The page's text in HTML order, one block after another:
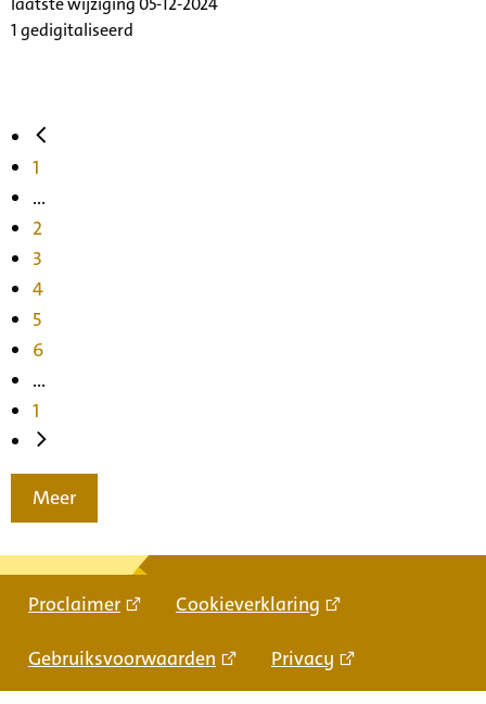
1 gedigitaliseerd
1
...
2
3
4
5
6
...
1
Meer
Proclaimer Cookieverklaring
Gebruiksvoorwaarden Privacy